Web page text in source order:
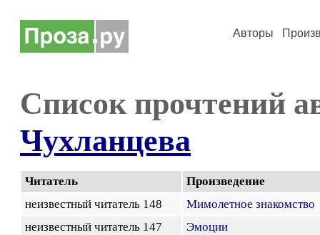
Авторы
Список прочтений
Чухланцева
Читатель
Произведение
неизвестный читатель 148
Мимолетное знакомство
неизвестный читатель 147
Эмоции